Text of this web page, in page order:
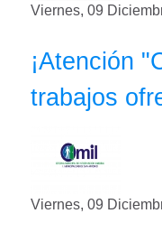
Viernes, 09
¡Atención
trabajos
Viernes, 09